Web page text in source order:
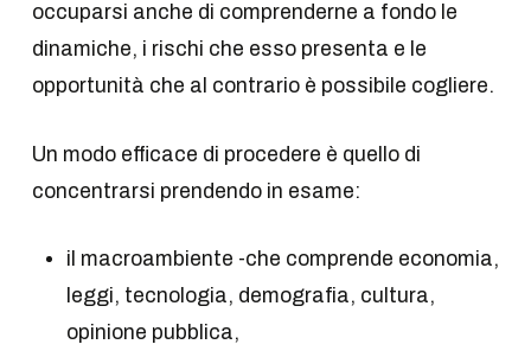
occuparsi anche di comprenderne a fondo le
dinamiche, i rischi che esso presenta e le
opportunità che al contrario è possibile cogliere.
Un modo efficace di procedere è quello di
concentrarsi prendendo in esame:
il macroambiente -che comprende economia,
leggi, tecnologia, demografia, cultura,
opinione pubblica,